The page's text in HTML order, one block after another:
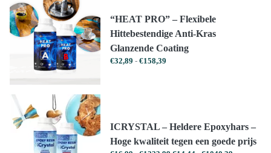
“HEAT PRO” – Flexibele
Hittebestendige Anti-Kras
Glanzende Coating
€32,89 - €158,39
ICRYSTAL – Heldere Epoxyhars –
Hoge kwaliteit tegen een goede prijs